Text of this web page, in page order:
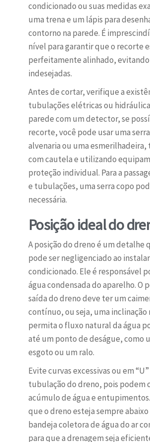
condicionado ou suas medidas
uma trena e um lápis para
contorno na parede. É
nível para garantir que o recorte
perfeitamente alinhado,
indesejadas.
Antes de cortar, verifique a
tubulações elétricas ou
parede com um detector, se
recorte, você pode usar uma
alvenaria ou uma esmerilhadeira,
com cautela e utilizando
proteção individual. Para a
e tubulações, uma serra copo
necessária.
Posição ideal do
A posição do dreno é um detalhe
pode ser negligenciado ao
condicionado. Ele é responsável
água condensada do aparelho. O
saída do dreno deve ter um
contínuo, ou seja, uma inclinação
permita o fluxo natural da água
até um ponto de deságue, como
esgoto ou um ralo.
Evite curvas excessivas ou em “U”
tubulação do dreno, pois podem
acúmulo de água e
que o dreno esteja sempre
bandeja coletora de água do ar
para que a drenagem seja